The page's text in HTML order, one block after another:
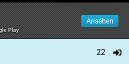
Play
Ansehen
22